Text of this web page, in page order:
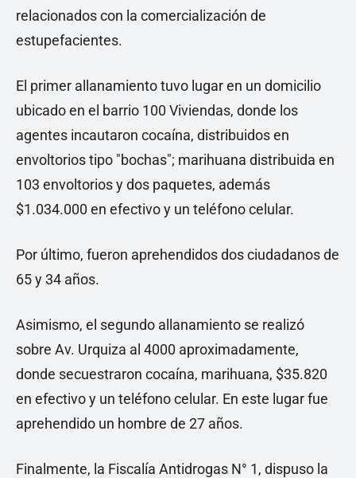
relacionados con la comercialización de
estupefacientes.
El primer allanamiento tuvo lugar en un domicilio
ubicado en el barrio 100 Viviendas, donde los
agentes incautaron cocaína, distribuidos en
envoltorios tipo "bochas"; marihuana distribuida en
103 envoltorios y dos paquetes, además
$1.034.000 en efectivo y un teléfono celular.
Por último, fueron aprehendidos dos ciudadanos de
65 y 34 años.
Asimismo, el segundo allanamiento se realizó
sobre Av. Urquiza al 4000 aproximadamente,
donde secuestraron cocaína, marihuana, $35.820
en efectivo y un teléfono celular. En este lugar fue
aprehendido un hombre de 27 años.
Finalmente, la Fiscalía Antidrogas N° 1, dispuso la